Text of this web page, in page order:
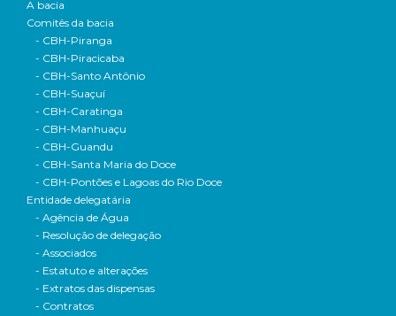
A bacia
Comitês da bacia
- CBH-Piranga
- CBH-Piracicaba
- CBH-Santo Antônio
- CBH-Suaçuí
- CBH-Caratinga
- CBH-Manhuaçu
- CBH-Guandu
- CBH-Santa Maria do Doce
- CBH-Pontões e Lagoas do Rio Doce
Entidade delegatária
- Agência de Água
- Resolução de delegação
- Associados
- Estatuto e alterações
- Extratos das dispensas
- Contratos